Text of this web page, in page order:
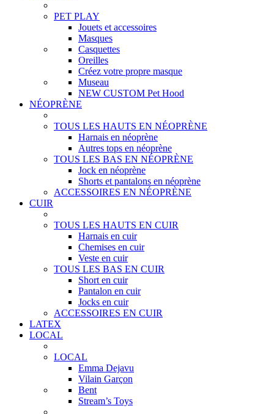
PET PLAY
Jouets et accessoires
Masques
Casquettes
Oreilles
Créez votre propre masque
Museau
NEW CUSTOM Pet Hood
NÉOPRÈNE
TOUS LES HAUTS EN NÉOPRÈNE
Harnais en néoprène
Autres tops en néoprène
TOUS LES BAS EN NÉOPRÈNE
Jock en néoprène
Shorts et pantalons en néoprène
ACCESSOIRES EN NÉOPRÈNE
CUIR
TOUS LES HAUTS EN CUIR
Harnais en cuir
Chemises en cuir
Veste en cuir
TOUS LES BAS EN CUIR
Short en cuir
Pantalon en cuir
Jocks en cuir
ACCESSOIRES EN CUIR
LATEX
LOCAL
LOCAL
Emma Dejavu
Vilain Garçon
Bent
Stream’s Toys